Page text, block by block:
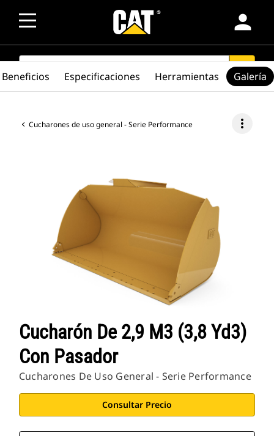
person
SEARCH search
Cucharones de uso general - Serie Performance more_vert
Cucharón De 2,9 M3 (3,8 Yd3)
Con Pasador
Cucharones De Uso General - Serie Performance
Consultar Precio
Beneficios Especificaciones Herramientas Galería